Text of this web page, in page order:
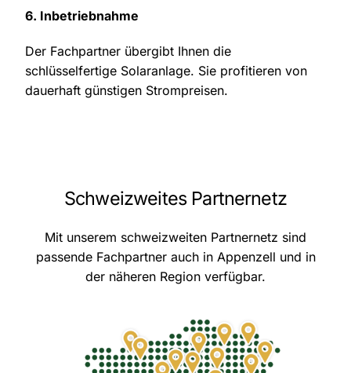
6. Inbetriebnahme
Der Fachpartner übergibt Ihnen die
schlüsselfertige Solaranlage. Sie profitieren von
dauerhaft günstigen Strompreisen.
Schweizweites Partnernetz
Mit unserem schweizweiten Partnernetz sind
passende Fachpartner auch in Appenzell und in
der näheren Region verfügbar.